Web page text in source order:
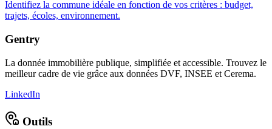
Identifiez la commune idéale en fonction de vos critères : budget,
trajets, écoles, environnement.
Gentry
La donnée immobilière publique, simplifiée et accessible. Trouvez le
meilleur cadre de vie grâce aux données DVF, INSEE et Cerema.
LinkedIn
Outils